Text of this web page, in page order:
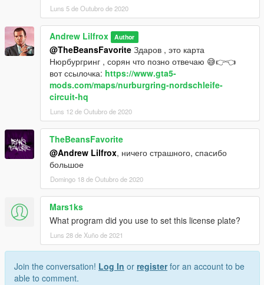
Luns 5 de Outubro de 2020
Andrew Lilfrox Author
@TheBeansFavorite Здаров , это карта
Нюрбургринг , сорян что позно отвечаю 😅👉👈
вот ссылочка: https://www.gta5-
mods.com/maps/nurburgring-nordschleife-
circuit-hq
Luns 12 de Outubro de 2020
TheBeansFavorite
@Andrew Lilfrox, ничего страшного, спасибо
большое
Domingo 18 de Outubro de 2020
Mars1ks
What program did you use to set this license plate?
Luns 28 de Xuño de 2021
Join the conversation! Log In or registerfor an account to be
able to comment.